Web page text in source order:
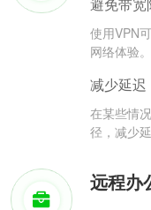
避免带宽
使用VPN
网络体验。
减少延迟
在某些情
径，减少
远程办